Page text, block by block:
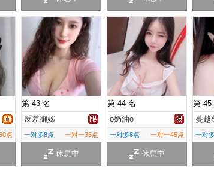
点
第 43 名
反差御姊
一对多8点 一对一35点
休息中
第 44 名
o奶油o
一对多8点 一对一45点
休息中
第 45
蔓越
一对